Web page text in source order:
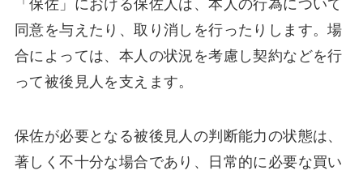
「保佐」における保佐人は、本人の行為について
同意を与えたり、取り消しを行ったりします。場
合によっては、本人の状況を考慮し契約などを行
って被後見人を支えます。
保佐が必要となる被後見人の判断能力の状態は、
著しく不十分な場合であり、日常的に必要な買い